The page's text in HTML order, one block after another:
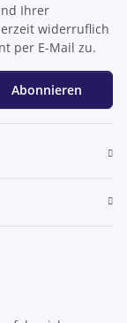
Ihrer
widerruflich
per E-Mail zu.
Abonnieren